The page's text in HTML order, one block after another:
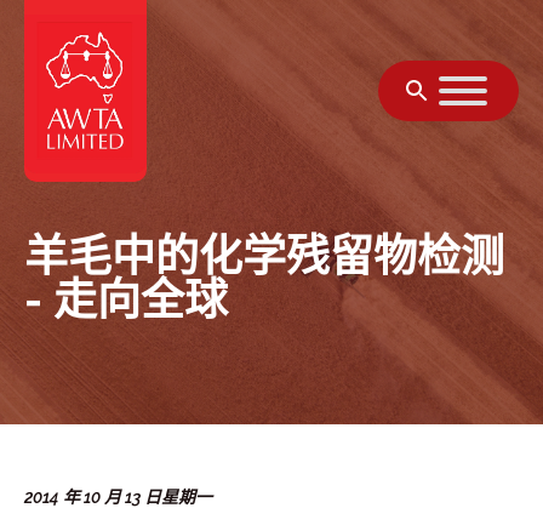
羊毛中的化学残留物检测
- 走向全球
2014 年 10 月 13 日星期一